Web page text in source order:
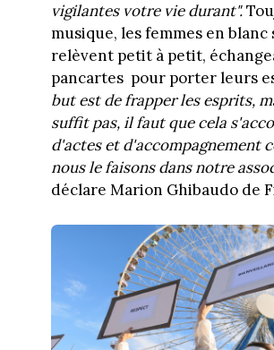
vigilantes votre vie durant".
musique, les femmes en blanc
relèvent petit à petit,
pancartes pour porter leurs
but est de frapper les esprits,
suffit pas, il faut que cela
d'actes et d'accompagnement
nous le faisons dans notre
déclare Marion Ghibaudo de